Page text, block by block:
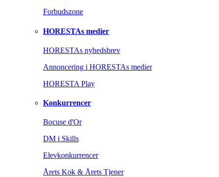
Forbudszone
HORESTAs medier
HORESTAs nyhedsbrev
Annoncering i HORESTAs medier
HORESTA Play
Konkurrencer
Bocuse d'Or
DM i Skills
Elevkonkurrencer
Årets Kok & Årets Tjener